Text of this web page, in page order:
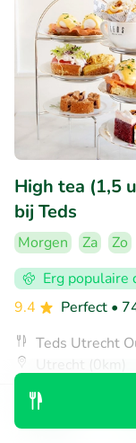
High tea (1,5
bij Teds
Morgen Za Zo
Erg populaire
9.4
Perfect •
Teds Utrecht
Utrecht (0km)
Verkocht: 776